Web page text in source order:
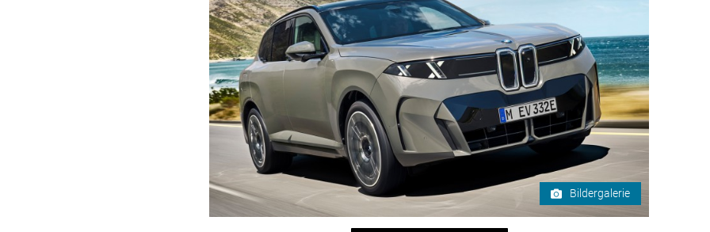
Bildergalerie